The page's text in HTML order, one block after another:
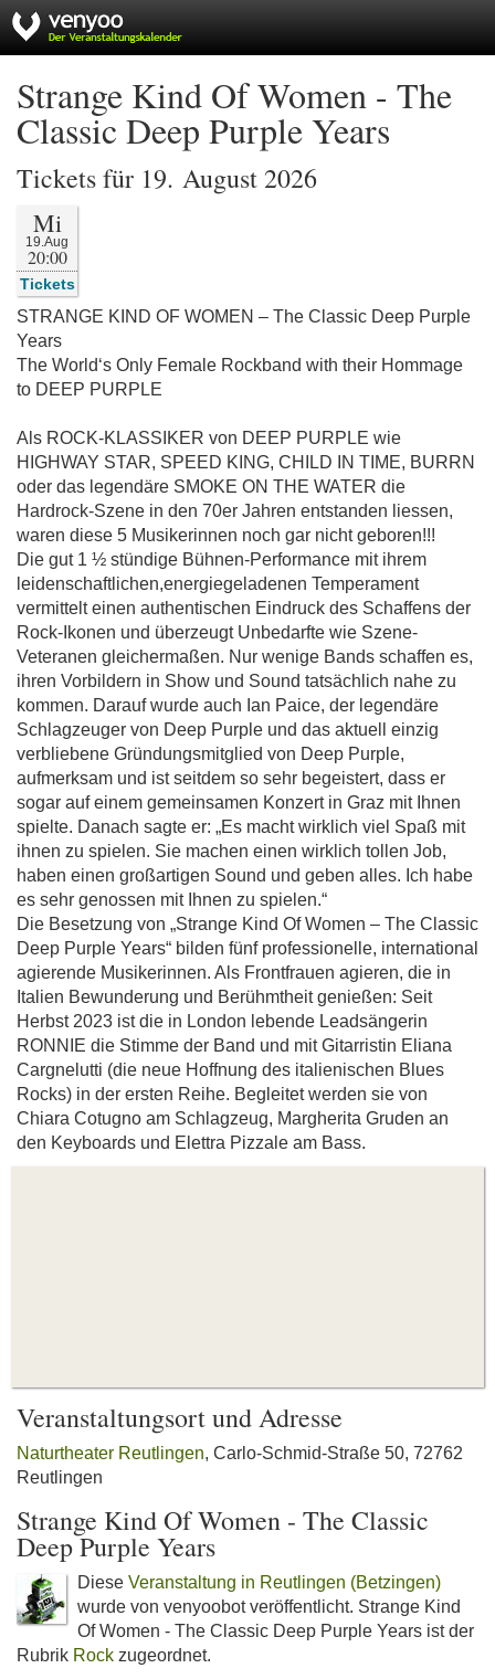
Strange Kind Of Women - The
Classic Deep Purple Years
Tickets für 19. August 2026
Mi
19.Aug
20:00
Tickets
STRANGE KIND OF WOMEN – The Classic Deep Purple
Years
The World‘s Only Female Rockband with their Hommage
to DEEP PURPLE
Als ROCK-KLASSIKER von DEEP PURPLE wie
HIGHWAY STAR, SPEED KING, CHILD IN TIME, BURRN
oder das legendäre SMOKE ON THE WATER die
Hardrock-Szene in den 70er Jahren entstanden liessen,
waren diese 5 Musikerinnen noch gar nicht geboren!!!
Die gut 1 ½ stündige Bühnen-Performance mit ihrem
leidenschaftlichen,energiegeladenen Temperament
vermittelt einen authentischen Eindruck des Schaffens der
Rock-Ikonen und überzeugt Unbedarfte wie Szene-
Veteranen gleichermaßen. Nur wenige Bands schaffen es,
ihren Vorbildern in Show und Sound tatsächlich nahe zu
kommen. Darauf wurde auch Ian Paice, der legendäre
Schlagzeuger von Deep Purple und das aktuell einzig
verbliebene Gründungsmitglied von Deep Purple,
aufmerksam und ist seitdem so sehr begeistert, dass er
sogar auf einem gemeinsamen Konzert in Graz mit Ihnen
spielte. Danach sagte er: „Es macht wirklich viel Spaß mit
ihnen zu spielen. Sie machen einen wirklich tollen Job,
haben einen großartigen Sound und geben alles. Ich habe
es sehr genossen mit Ihnen zu spielen.“
Die Besetzung von „Strange Kind Of Women – The Classic
Deep Purple Years“ bilden fünf professionelle, international
agierende Musikerinnen. Als Frontfrauen agieren, die in
Italien Bewunderung und Berühmtheit genießen: Seit
Herbst 2023 ist die in London lebende Leadsängerin
RONNIE die Stimme der Band und mit Gitarristin Eliana
Cargnelutti (die neue Hoffnung des italienischen Blues
Rocks) in der ersten Reihe. Begleitet werden sie von
Chiara Cotugno am Schlagzeug, Margherita Gruden an
den Keyboards und Elettra Pizzale am Bass.
Veranstaltungsort und Adresse
Naturtheater Reutlingen, Carlo-Schmid-Straße 50, 72762
Reutlingen
Strange Kind Of Women - The Classic
Deep Purple Years
Diese Veranstaltung in Reutlingen (Betzingen)
wurde von venyoobot veröffentlicht. Strange Kind
Of Women - The Classic Deep Purple Years ist der
Rubrik Rock zugeordnet.